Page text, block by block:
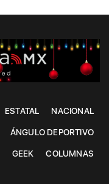
ESTATAL NACIONAL
ÁNGULO DEPORTIVO
GEEK COLUMNAS